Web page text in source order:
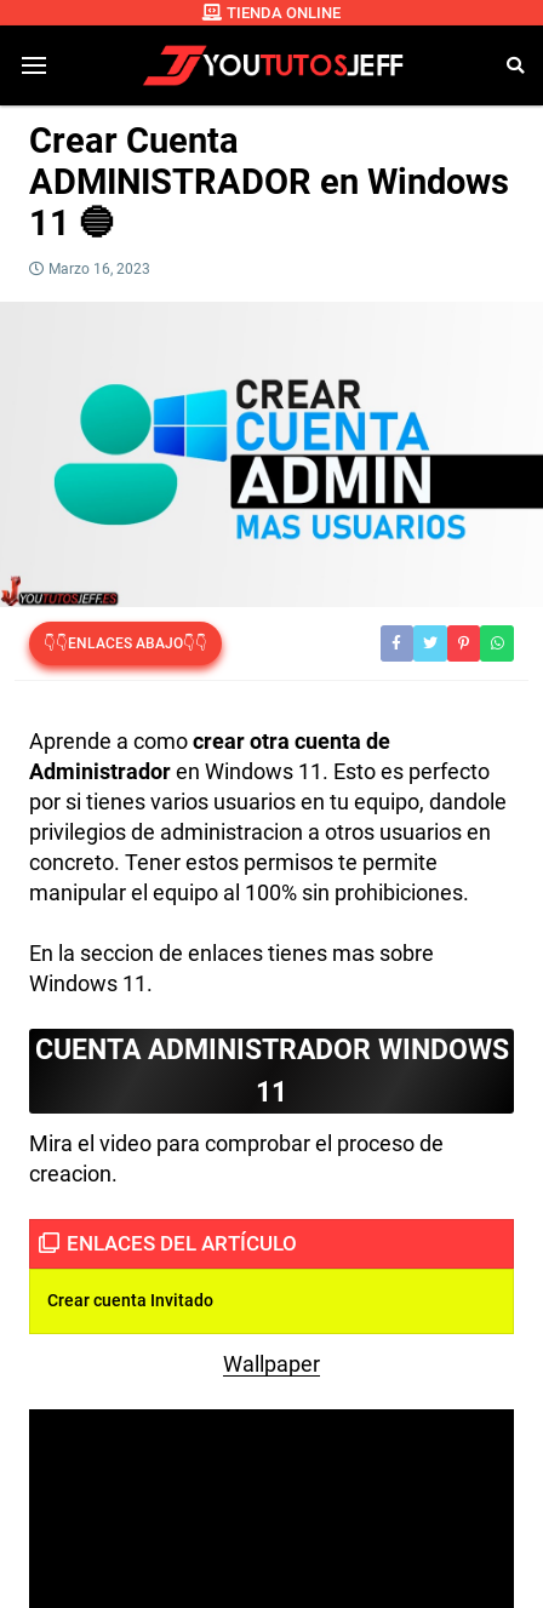
TIENDA ONLINE
Crear Cuenta
ADMINISTRADOR en Windows
11 🔵
Marzo 16, 2023
👇👇ENLACES ABAJO👇👇
Aprende a comocrear otra cuenta de
Administradoren Windows 11. Esto es perfecto
por si tienes varios usuarios en tu equipo, dandole
privilegios de administracion a otros usuarios en
concreto. Tener estos permisos te permite
manipular el equipo al 100% sin prohibiciones.
En la seccion de enlaces tienes mas sobre
Windows 11.
CUENTA ADMINISTRADOR WINDOWS
11
Mira el video para comprobar el proceso de
creacion.
Crear cuenta Invitado
Wallpaper